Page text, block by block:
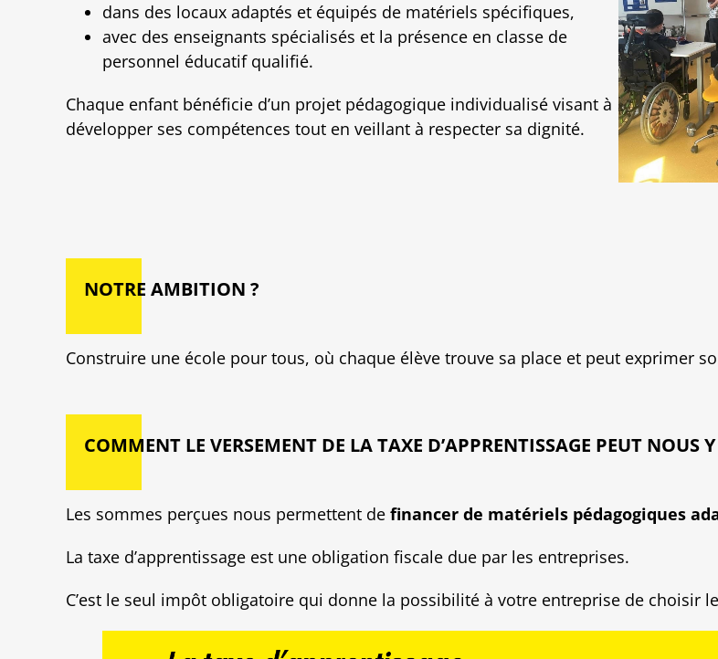
dans des locaux adaptés et équipés de matériels spécifiques,
avec des enseignants spécialisés et la présence en classe de
personnel éducatif qualifié.
Chaque enfant bénéficie d’un projet pédagogique individualisé visant à
développer ses compétences tout en veillant à respecter sa dignité.
NOTRE AMBITION ?
Construire une école pour tous, où chaque élève trouve sa place et peut exprimer
COMMENT LE VERSEMENT DE LA TAXE D’APPRENTISSAGE PEUT NOUS
Les sommes perçues nous permettent de financer de matériels pédagogiques
La taxe d’apprentissage est une obligation fiscale due par les entreprises.
C’est le seul impôt obligatoire qui donne la possibilité à votre entreprise de choisir